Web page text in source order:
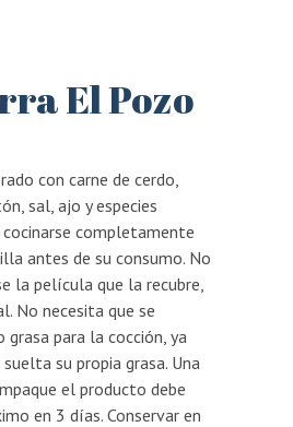
El Pozo
con carne de cerdo,
sal, ajo y especies
completamente
antes de su consumo. No
la película que la recubre,
No necesita que se
grasa para la cocción, ya
su propia grasa. Una
el producto debe
en 3 días. Conservar en